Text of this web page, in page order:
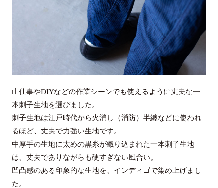
山仕事やDIYなどの作業シーンでも使えるように丈夫な一
本刺子生地を選びました。
刺子生地は江戸時代から火消し（消防）半纏などに使われ
るほど、丈夫で力強い生地です。
中厚手の生地に太めの黒糸が織り込まれた一本刺子生地
は、丈夫でありながらも硬すぎない風合い。
凹凸感のある印象的な生地を、インディゴで染め上げまし
た。